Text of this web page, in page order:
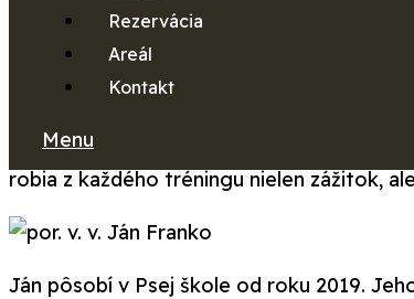
Rezervácia
Areál
Kontakt
Menu
techniku, motiváciu psa a vyvážený
V našej škole vedie
ovládateľnosť a kontrolu.
S Jánom je možné trénovať aj
robia z každého tréningu nielen zážitok,
Ján pôsobí v Psej škole od roku 2019.